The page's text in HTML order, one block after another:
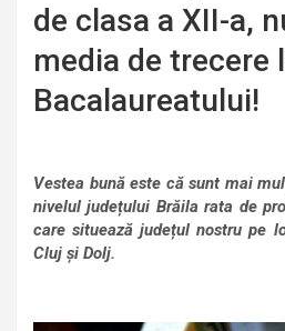
de clasa a XII-a,
media de trecere
Bacalaureatului!
Vestea bună este că sunt mai
nivelul județului Brăila rata de
care situează județul nostru pe
Cluj și Dolj.